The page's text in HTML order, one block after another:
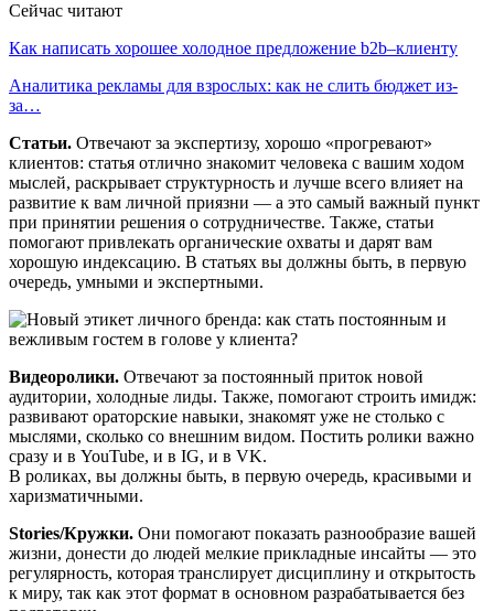
Сейчас читают
Как написать хорошее холодное предложение b2b–клиенту
Аналитика рекламы для взрослых: как не слить бюджет из-
за…
Статьи. Отвечают за экспертизу, хорошо «прогревают»
клиентов: статья отлично знакомит человека с вашим ходом
мыслей, раскрывает структурность и лучше всего влияет на
развитие к вам личной приязни — а это самый важный пункт
при принятии решения о сотрудничестве. Также, статьи
помогают привлекать органические охваты и дарят вам
хорошую индексацию. В статьях вы должны быть, в первую
очередь, умными и экспертными.
Видеоролики. Отвечают за постоянный приток новой
аудитории, холодные лиды. Также, помогают строить имидж:
развивают ораторские навыки, знакомят уже не столько с
мыслями, сколько со внешним видом. Постить ролики важно
сразу и в YouTube, и в IG, и в VK.
В роликах, вы должны быть, в первую очередь, красивыми и
харизматичными.
Stories/Кружки. Они помогают показать разнообразие вашей
жизни, донести до людей мелкие прикладные инсайты — это
регулярность, которая транслирует дисциплину и открытость
к миру, так как этот формат в основном разрабатывается без